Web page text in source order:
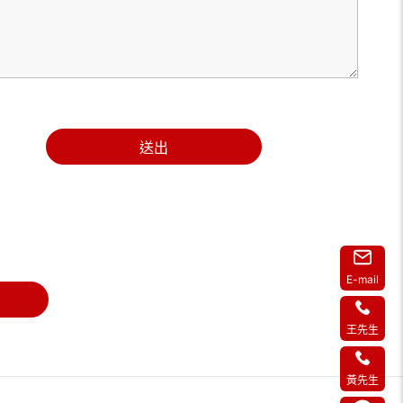
送出
E-mail
王先生
黃先生